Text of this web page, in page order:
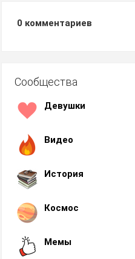
0 комментариев
Сообщества
Девушки
Видео
История
Космос
Мемы